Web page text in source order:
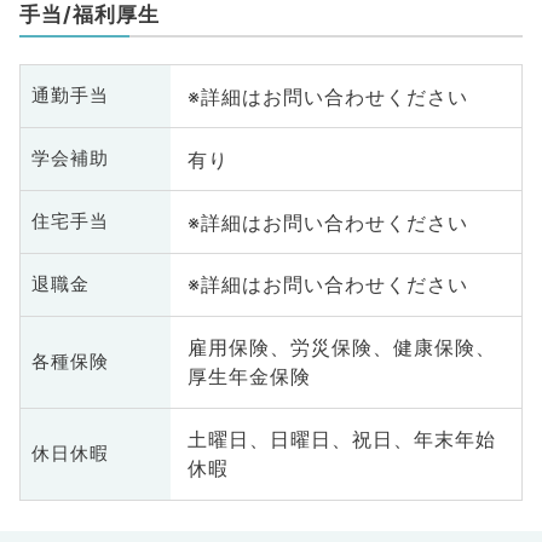
手当/福利厚生
通勤手当 ※詳細はお問い合わせください
学会補助 有り
住宅手当 ※詳細はお問い合わせください
退職金 ※詳細はお問い合わせください
各種保険
雇用保険、労災保険、健康保険、
厚生年金保険
休日休暇
土曜日、日曜日、祝日、年末年始
休暇